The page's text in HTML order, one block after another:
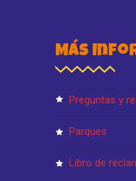
Más
preguntas y
parques
libro de